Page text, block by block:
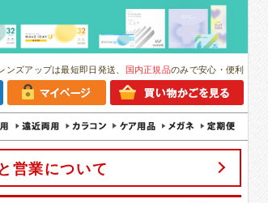
ンズアップは最短即日発送、 国内正規品のみで安心・便利
営業について